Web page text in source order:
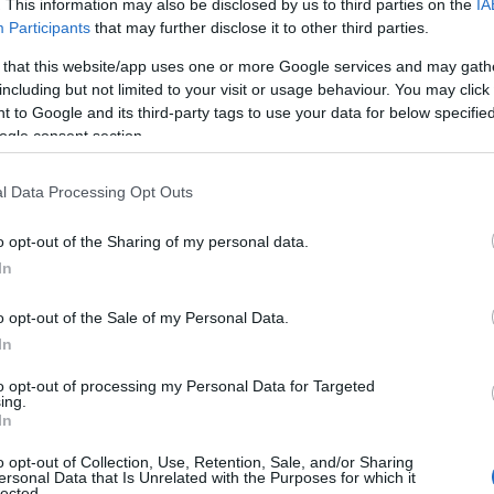
This information may also be disclosed by us to third parties on the
Participants that may further disclose it to other third parties.
that this website/app uses one or more Google services and may
but not limited to your visit or usage behaviour. You may
to Google and its third-party tags to use your data for below
consent section.
Data Processing Opt Outs
opt-out of the Sharing of my personal data.
opt-out of the Sale of my Personal Data.
opt-out of processing my Personal Data for Targeted
opt-out of Collection, Use, Retention, Sale, and/or Sharing
Data that Is Unrelated with the Purposes for which it
sont historiquement bas, les programmes
de susciter l’intérêt des investisseurs en
vraiment cette promesse de gains rapides ? Il est
mieux comprendre les risques qui les
de 90 % des HYIP se révèlent finalement non
sur leur crédibilité et leur pérennité.
à haut rendement
pu constater à quel point les produits financiers à
en période de faible liquidité. Ces HYIP
temps record, souvent en s’appuyant sur des
de nouveaux investisseurs. Cependant, ceux qui